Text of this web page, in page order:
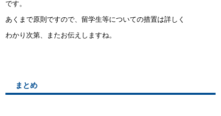
です。
あくまで原則ですので、留学生等についての措置は詳しく
わかり次第、またお伝えしますね。
まとめ